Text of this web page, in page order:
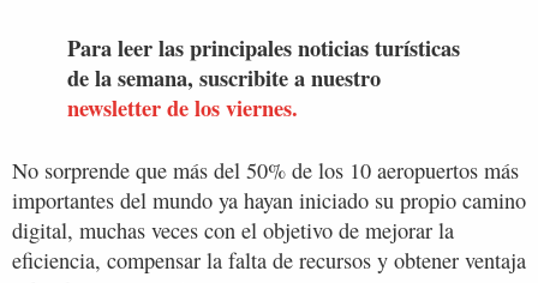
Para leer las principales noticias turísticas
de la semana, suscribite a nuestro
newsletter de los viernes.
No sorprende que más del 50% de los 10 aeropuertos más
importantes del mundo ya hayan iniciado su propio camino
digital, muchas veces con el objetivo de mejorar la
eficiencia, compensar la falta de recursos y obtener ventaja